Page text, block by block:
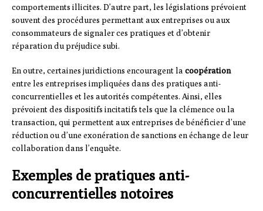
comportements illicites. D’autre part, les législations prévoient
souvent des procédures permettant aux entreprises ou aux
consommateurs de signaler ces pratiques et d’obtenir
réparation du préjudice subi.
En outre, certaines juridictions encouragent la coopération
entre les entreprises impliquées dans des pratiques anti-
concurrentielles et les autorités compétentes. Ainsi, elles
prévoient des dispositifs incitatifs tels que la clémence ou la
transaction, qui permettent aux entreprises de bénéficier d’une
réduction ou d’une exonération de sanctions en échange de leur
collaboration dans l’enquête.
Exemples de pratiques anti-
concurrentielles notoires